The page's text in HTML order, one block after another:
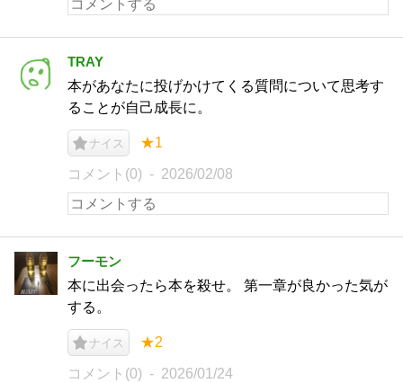
TRAY
本があなたに投げかけてくる質問について思考す
ることが自己成長に。
ナイス ★1
コメント(0) 2026/02/08
フーモン
本に出会ったら本を殺せ。 第一章が良かった気が
する。
ナイス ★2
コメント(0) 2026/01/24